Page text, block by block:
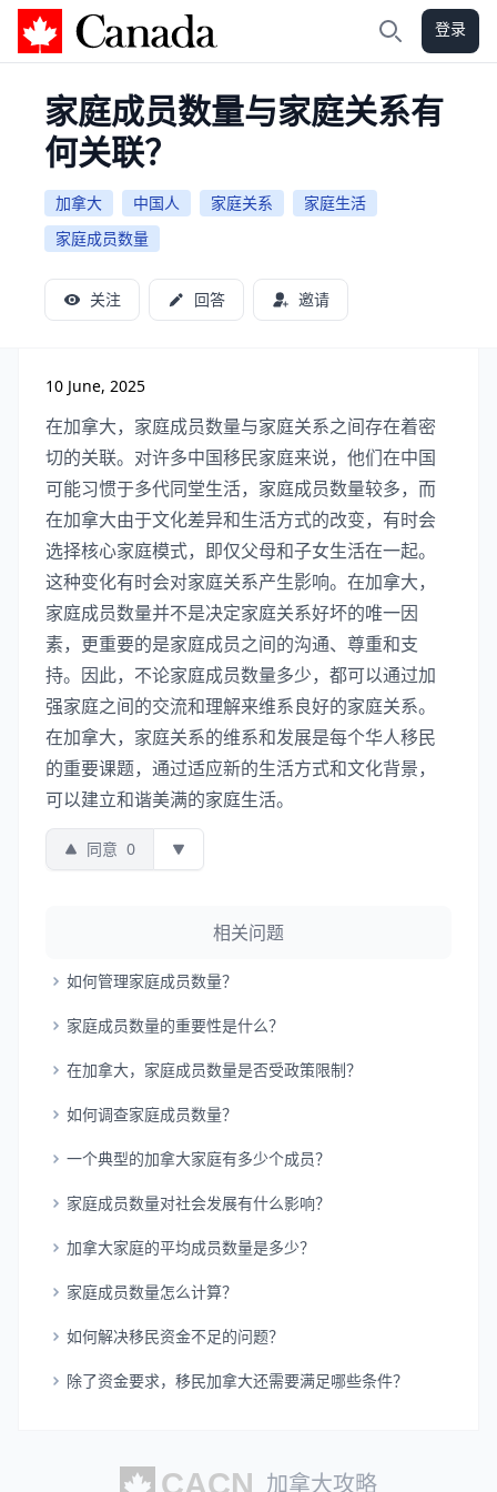
加拿大攻略 登录
家庭成员数量与家庭关系有
何关联？
加拿大 中国人 家庭关系
家庭生活
家庭成员数量
关注 回答 邀请
10 June, 2025
在加拿大，家庭成员数量与家庭关系之间存在着密
切的关联。对许多中国移民家庭来说，他们在中国
可能习惯于多代同堂生活，家庭成员数量较多，而
在加拿大由于文化差异和生活方式的改变，有时会
选择核心家庭模式，即仅父母和子女生活在一起。
这种变化有时会对家庭关系产生影响。在加拿大，
家庭成员数量并不是决定家庭关系好坏的唯一因
素，更重要的是家庭成员之间的沟通、尊重和支
持。因此，不论家庭成员数量多少，都可以通过加
强家庭之间的交流和理解来维系良好的家庭关系。
在加拿大，家庭关系的维系和发展是每个华人移民
的重要课题，通过适应新的生活方式和文化背景，
可以建立和谐美满的家庭生活。
同意 0
相关问题
如何管理家庭成员数量？
家庭成员数量的重要性是什么？
在加拿大，家庭成员数量是否受政策限制？
如何调查家庭成员数量？
一个典型的加拿大家庭有多少个成员？
家庭成员数量对社会发展有什么影响？
加拿大家庭的平均成员数量是多少？
家庭成员数量怎么计算？
如何解决移民资金不足的问题？
除了资金要求，移民加拿大还需要满足哪些条件？
加拿大攻略